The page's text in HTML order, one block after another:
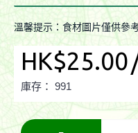
溫馨提示：食材圖片僅供參
HK$25.00
庫存： 991